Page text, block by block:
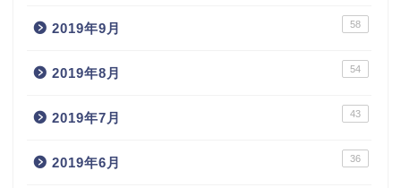
2019年9月 58
2019年8月 54
2019年7月 43
2019年6月 36